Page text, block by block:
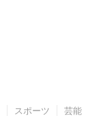
スポーツ 芸能